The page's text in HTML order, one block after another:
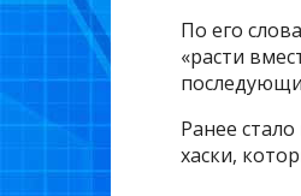
По его
«расти
Ранее
хаски,